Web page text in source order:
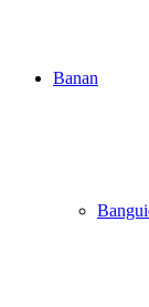
Banan